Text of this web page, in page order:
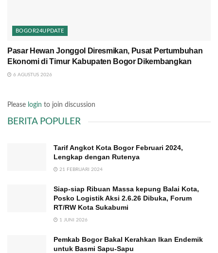
BOGOR24UPDATE
Pasar Hewan Jonggol Diresmikan, Pusat Pertumbuhan
Ekonomi di Timur Kabupaten Bogor Dikembangkan
6 AGUSTUS 2026
Please login to join discussion
BERITA POPULER
Tarif Angkot Kota Bogor Februari 2024,
Lengkap dengan Rutenya
21 FEBRUARI 2024
Siap-siap Ribuan Massa kepung Balai Kota,
Posko Logistik Aksi 2.6.26 Dibuka, Forum
RT/RW Kota Sukabumi
1 JUNI 2026
Pemkab Bogor Bakal Kerahkan Ikan Endemik
untuk Basmi Sapu-Sapu